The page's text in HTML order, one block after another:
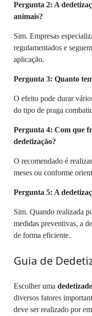
Pergunta 2: A
animais?
Sim. Empresas
regulamentados e
aplicação.
Pergunta 3: Quanto
O efeito pode durar
do tipo de praga
Pergunta 4: Com que
dedetização?
O recomendado é
meses ou conforme
Pergunta 5: A
Sim. Quando realizada
medidas preventivas, a
de forma eficiente.
Guia de
Escolher uma
diversos fatores
deve ser realizado por